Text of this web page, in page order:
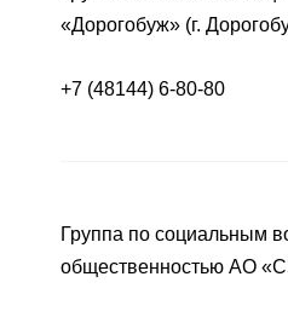
«Дорогобуж» (г.
+7 (48144) 6-80-80
Группа по социальным
общественностью АО